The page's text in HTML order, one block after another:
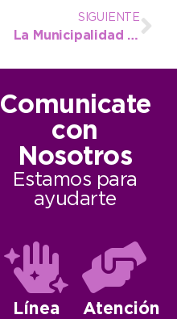
SIGUIENTE
La Municipalidad dio inicio a la reforma integral de la Comisaría Segunda de Quequén
Comunicate
con
Nosotros
Estamos para
ayudarte
Línea
Atención